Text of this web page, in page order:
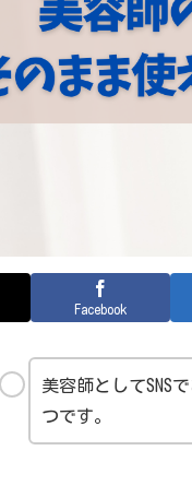
Facebook
美容師としてSNS
つです。